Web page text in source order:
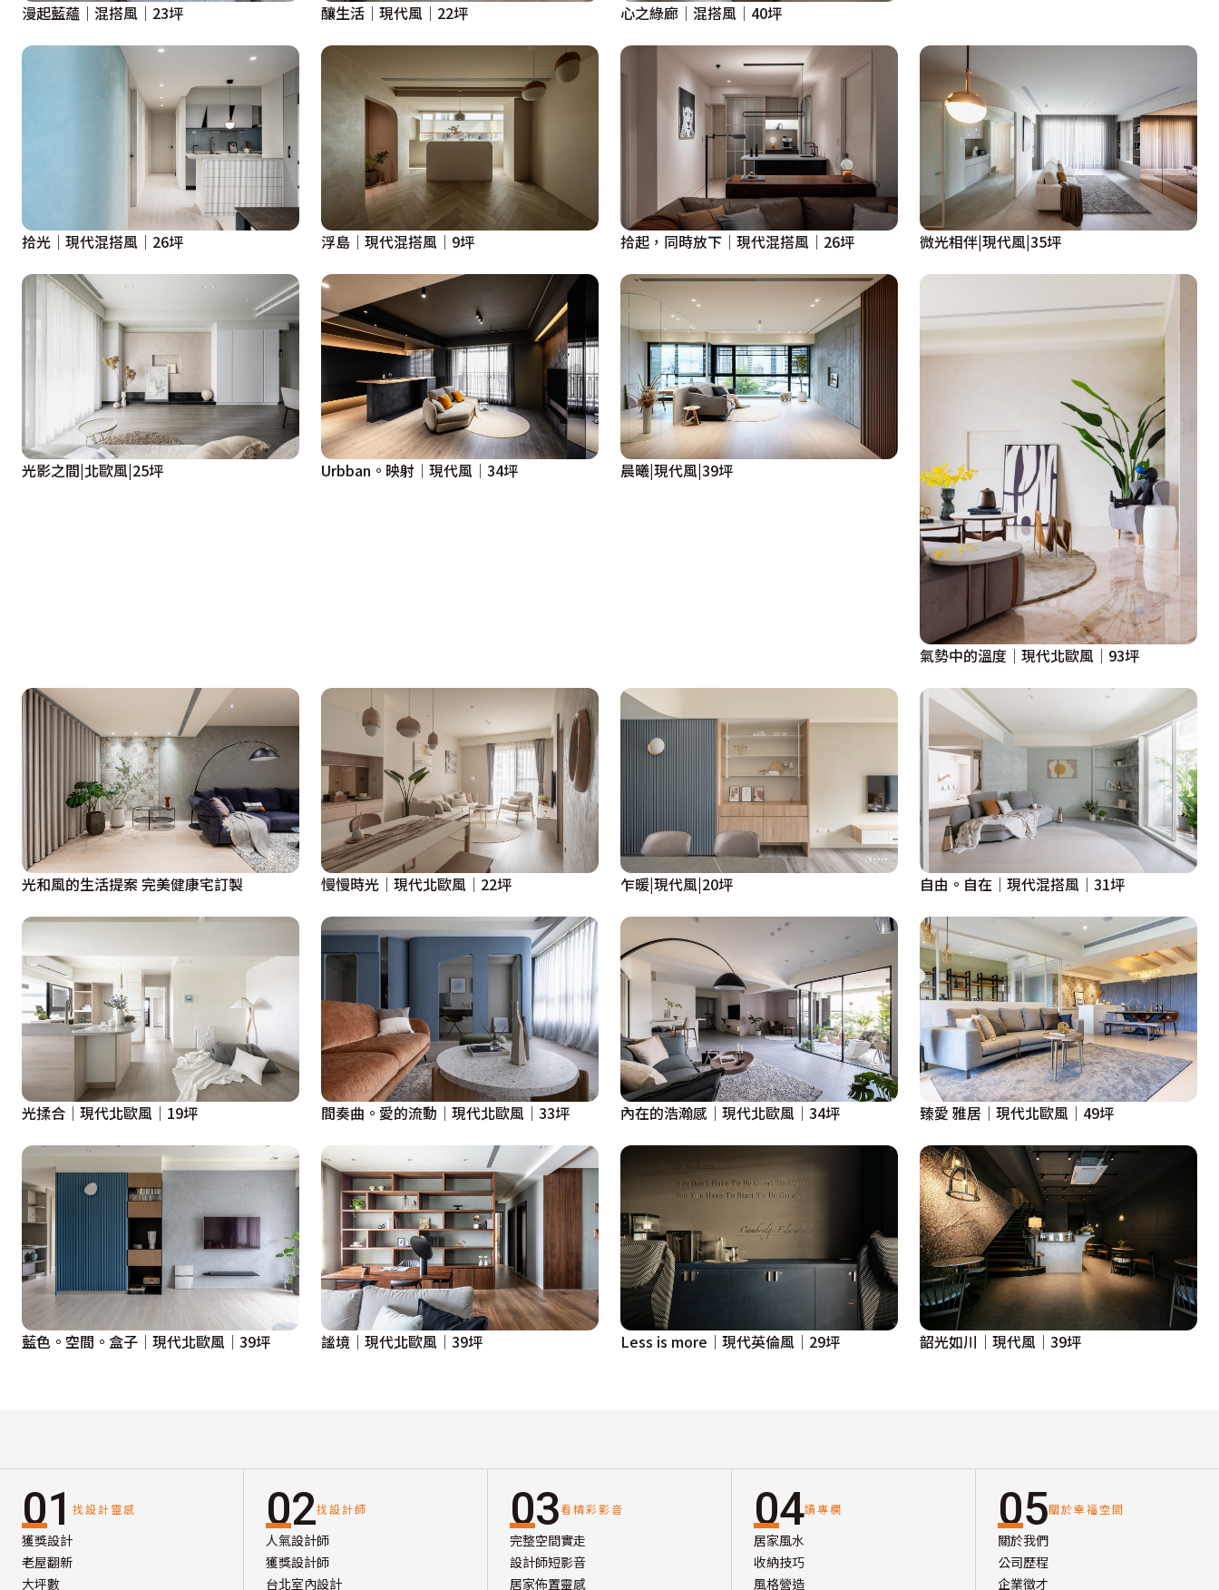
漫起藍蘊│混搭風│23坪 釀生活│現代風│22坪 心之綠廊│混搭風│40坪
拾光│現代混搭風│26坪 浮島│現代混搭風│9坪 拾起，同時放下│現代混搭風│26坪 微光相伴|現代風|35坪
光影之間|北歐風|25坪 Urbban。映射│現代風│34坪 晨曦|現代風|39坪
氣勢中的溫度│現代北歐風│93坪
光和風的生活提案 完美健康宅訂製 慢慢時光│現代北歐風│22坪 乍暖|現代風|20坪 自由。自在│現代混搭風│31坪
光揉合│現代北歐風│19坪 間奏曲。愛的流動│現代北歐風│33坪 內在的浩瀚感│現代北歐風│34坪 臻愛 雅居│現代北歐風│49坪
藍色。空間。盒子│現代北歐風│39坪 謐境│現代北歐風│39坪 Less is more│現代英倫風│29坪 韶光如川│現代風│39坪
01 找設計靈感
獲獎設計
老屋翻新
大坪數
02找設計師
人氣設計師
獲獎設計師
台北室內設計
03看精彩影音
完整空間實走
設計師短影音
居家佈置靈感
04讀專欄
居家風水
收納技巧
風格營造
05關於幸福空間
關於我們
公司歷程
企業徵才